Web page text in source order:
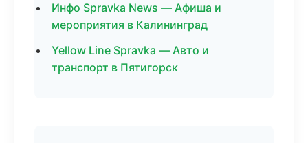
Инфо Spravka News — Афиша и
мероприятия в Калининград
Yellow Line Spravka — Авто и
транспорт в Пятигорск